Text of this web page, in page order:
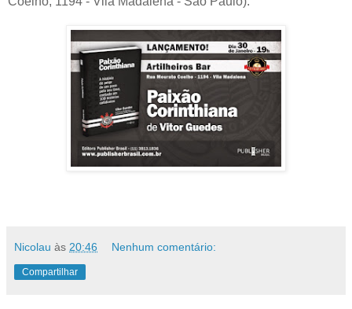
Nicolau às 20:46 Nenhum comentário:
Compartilhar